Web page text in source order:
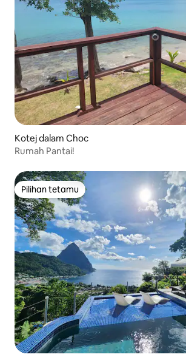
Kotej dalam Choc
Rumah Pantai!
Pilihan tetamu
Pilihan tetamu